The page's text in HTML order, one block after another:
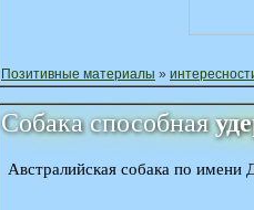
Позитивные материалы »
Собака способная
Австралийская собака по имени